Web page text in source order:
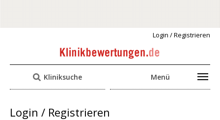
Login / Registrieren
Kliniksuche Menü
Login / Registrieren